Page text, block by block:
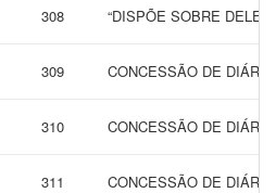
308 “DISPÕE SOBRE
309 CONCESSÃO DE
310 CONCESSÃO DE
311 CONCESSÃO DE